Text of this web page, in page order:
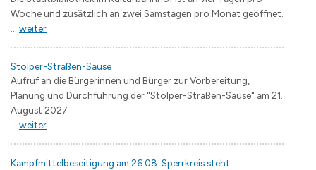
Woche und zusätzlich an zwei Samstagen pro Monat geöffnet.
weiter
Stolper-Straßen-Sause
Aufruf an die Bürgerinnen und Bürger zur Vorbereitung,
Planung und Durchführung der "Stolper-Straßen-Sause" am 21.
August 2027
weiter
Kampfmittelbeseitigung am 26.08: Sperrkreis steht